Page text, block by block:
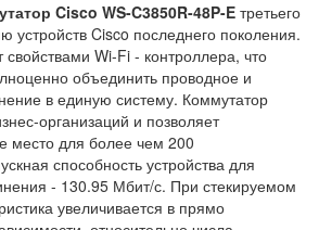
Cisco WS-C3850R-48P-E третьего
устройств Cisco последнего поколения.
Wi-Fi - контроллера, что
объединить проводное и
в единую систему. Коммутатор
организаций и позволяет
место для более чем 200
способность устройства для
- 130.95 Мбит/с. При стекируемом
увеличивается в прямо